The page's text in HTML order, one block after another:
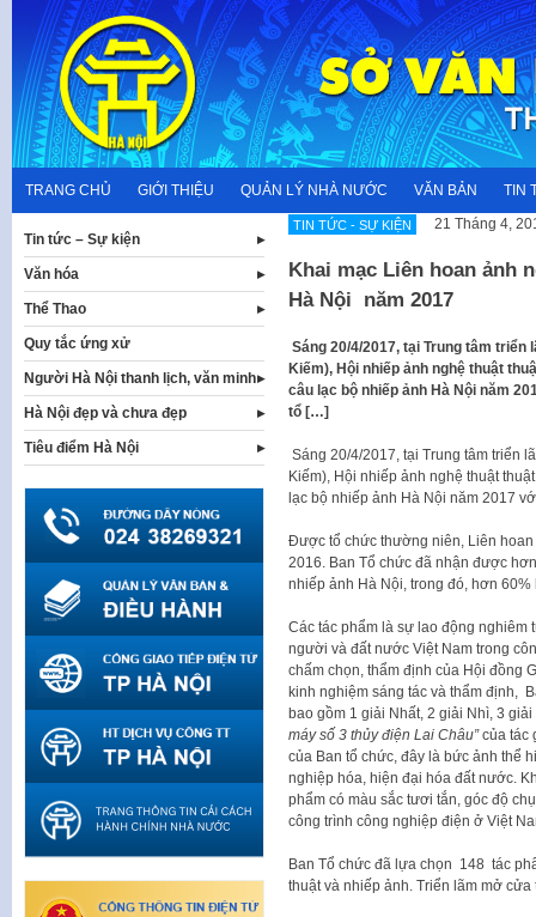
content
TRANG CHỦ GIỚI THIỆU QUẢN LÝ NHÀ NƯỚC VĂN BẢN TIN
TIN TỨC - SỰ KIỆN 21 Tháng 4,
Khai mạc Liên hoan ảnh
Hà Nội năm 2017
Sáng 20/4/2017, tại Trung tâm triển
Kiếm), Hội nhiếp ảnh nghệ thuật
câu lạc bộ nhiếp ảnh Hà Nội năm
tổ […]
Sáng 20/4/2017, tại Trung tâm triển
Kiếm), Hội nhiếp ảnh nghệ thuật
lạc bộ nhiếp ảnh Hà Nội năm 2017
Được tổ chức thường niên, Liên
2016. Ban Tổ chức đã nhận được
nhiếp ảnh Hà Nội, trong đó, hơn 60%
Các tác phẩm là sự lao động nghiêm
người và đất nước Việt Nam trong
chấm chọn, thẩm định của Hội đồng
kinh nghiệm sáng tác và thẩm định,
bao gồm 1 giải Nhất, 2 giải Nhì, 3
máy số 3 thủy điện Lai Châu”của tác
của Ban tổ chức, đây là bức ảnh thể
nghiệp hóa, hiện đại hóa đất nước.
phẩm có màu sắc tươi tắn, góc độ
công trình công nghiệp điện ở Việt
Ban Tổ chức đã lựa chọn 148 tác
thuật và nhiếp ảnh. Triển lãm mở
Tin tức – Sự kiện
Văn hóa
Thể Thao
Quy tắc ứng xử
Người Hà Nội thanh lịch, văn minh
Hà Nội đẹp và chưa đẹp
Tiêu điểm Hà Nội